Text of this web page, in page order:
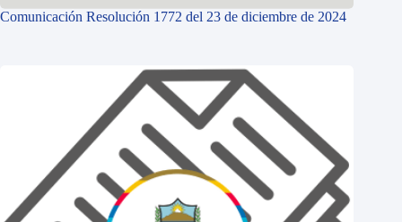
Comunicación Resolución 1772 del 23 de diciembre de 2024